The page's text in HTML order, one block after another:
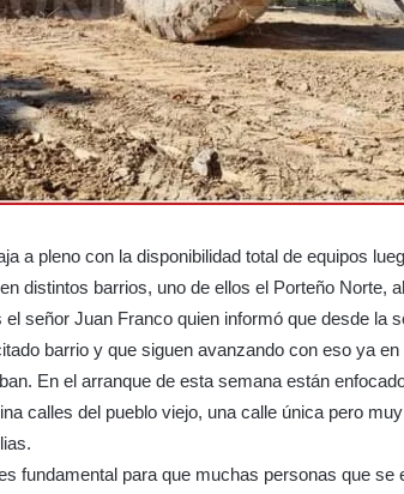
a pleno con la disponibilidad total de equipos
distintos barrios, uno de ellos el Porteño Norte,
señor Juan Franco quien informó que desde la
barrio y que siguen avanzando con eso ya en
En el arranque de esta semana están
calles del pueblo viejo, una calle única pero
fundamental para que muchas personas que se